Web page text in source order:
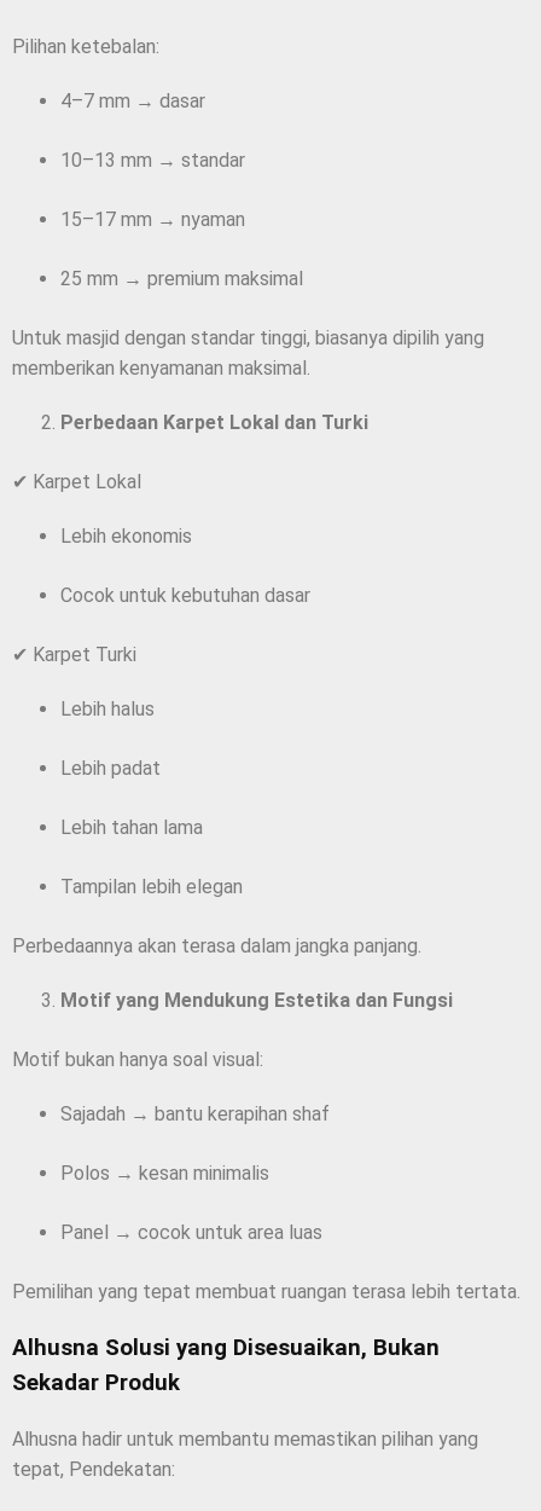
Pilihan ketebalan:
4–7 mm → dasar
10–13 mm → standar
15–17 mm → nyaman
25 mm → premium maksimal
Untuk masjid dengan standar tinggi, biasanya dipilih yang
memberikan kenyamanan maksimal.
Perbedaan Karpet Lokal dan Turki
✔ Karpet Lokal
Lebih ekonomis
Cocok untuk kebutuhan dasar
✔ Karpet Turki
Lebih halus
Lebih padat
Lebih tahan lama
Tampilan lebih elegan
Perbedaannya akan terasa dalam jangka panjang.
Motif yang Mendukung Estetika dan Fungsi
Motif bukan hanya soal visual:
Sajadah → bantu kerapihan shaf
Polos → kesan minimalis
Panel → cocok untuk area luas
Pemilihan yang tepat membuat ruangan terasa lebih tertata.
Alhusna Solusi yang Disesuaikan, Bukan
Sekadar Produk
Alhusna hadir untuk membantu memastikan pilihan yang
tepat, Pendekatan: